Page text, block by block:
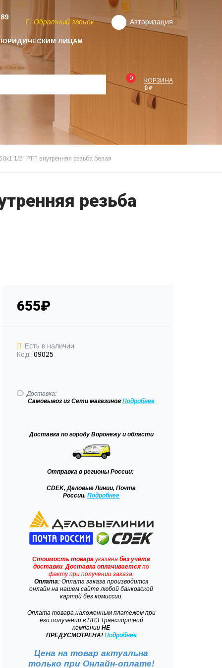
ЮРИДИЧЕСКИМ ЛИЦАМ
Обратный звонок Авторизация
0
КОРЗИНА
0 ₽
1/2" РТП внутренняя резьба белая
резьба
655₽
Есть в наличии
Код: 09025
Доставка:
Самовывозиз Сети магазиновПодробнее
Доставкапо городу Воронежу и области
Отправка в регионы России:
CDEK, Деловые Линии, Почта
России.Подробнее
Стоимость товара указанабез учёта
доставки .Доставка оплачивается по
факту при получении заказа.
Оплата: Оплата заказа производится
онлайн на нашем сайте любой банковской
картой без комиссии.
Оплата товара наложенным платежом при
его получении в ПВЗ Транспортной
компании НЕ
ПРЕДУСМОТРЕНА! Подробнее
Цена на товар актуальна
только при Онлайн-оплате!